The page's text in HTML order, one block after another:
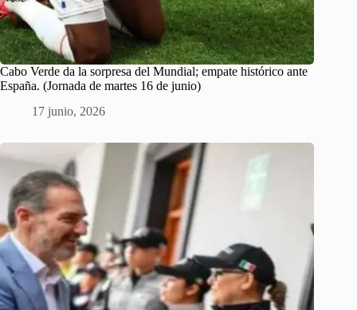
Cabo Verde da la sorpresa del Mundial; empate histórico ante
España. (Jornada de martes 16 de junio)
17 junio, 2026